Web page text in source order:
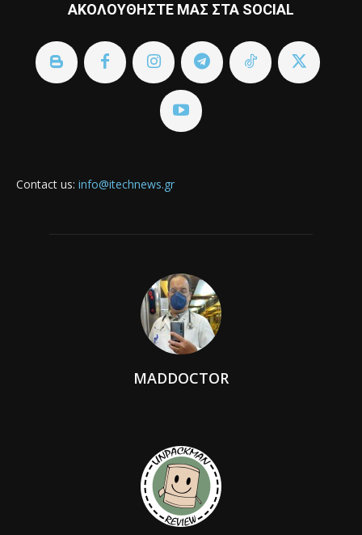
ΑΚΟΛΟΥΘΗΣΤΕ ΜΑΣ ΣΤΑ SOCIAL
Contact us: info@itechnews.gr
MADDOCTOR